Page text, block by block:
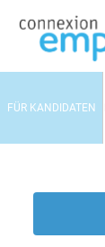
FÜR KANDIDATEN